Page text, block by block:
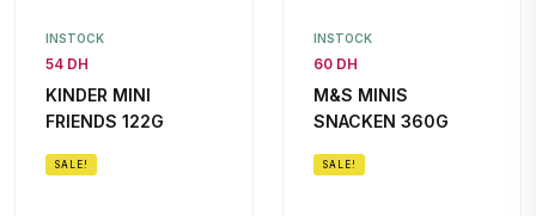
INSTOCK
54 DH
KINDER MINI
FRIENDS 122G
SALE!
INSTOCK
60 DH
M&S MINIS
SNACKEN 360G
SALE!